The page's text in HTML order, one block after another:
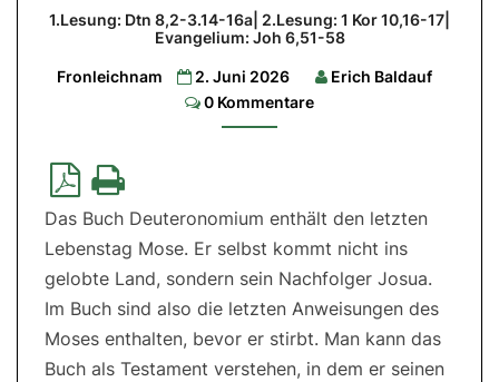
dem
Mund
Gottes
1.Lesung:
Kor
17|
Joh
58
1.Lesung: Dtn 8,2-3.14-16a| 2.Lesung: 1 Kor 10,16-17|
Evangelium: Joh 6,51-58
Fronleichnam 2. Juni 2026
Erich Baldauf
Comments
0 Kommentare
Das Buch Deuteronomium enthält den letzten
Lebenstag Mose. Er selbst kommt nicht ins
gelobte Land, sondern sein Nachfolger Josua.
Im Buch sind also die letzten Anweisungen des
Moses enthalten, bevor er stirbt. Man kann das
Buch als Testament verstehen, in dem er seinen